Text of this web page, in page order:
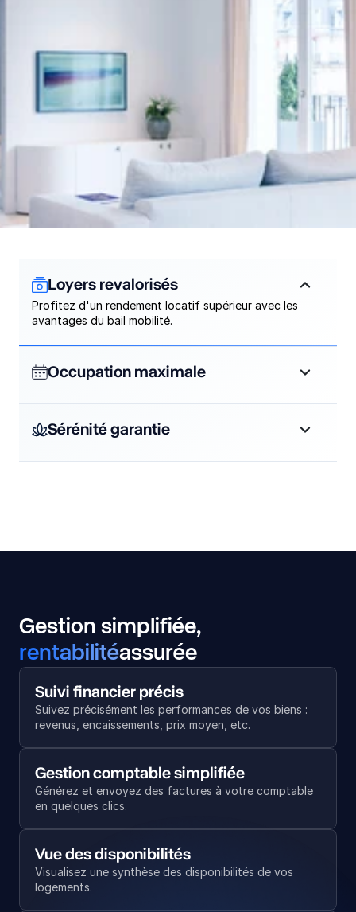
Loyers revalorisés
Profitez d'un rendement locatif supérieur avec les
avantages du bail mobilité.
Occupation maximale
Sérénité garantie
Gestion simplifiée,
rentabilitéassurée
Suivi financier précis
Suivez précisément les performances de vos biens :
revenus, encaissements, prix moyen, etc.
Gestion comptable simplifiée
Générez et envoyez des factures à votre comptable
en quelques clics.
Vue des disponibilités
Visualisez une synthèse des disponibilités de vos
logements.